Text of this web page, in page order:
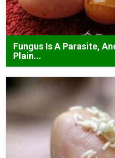
Fungus Is A Parasite,
Plain...